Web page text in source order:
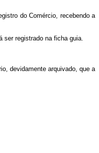
do Comércio, recebendo a
ser registrado na ficha guia.
devidamente arquivado, que a